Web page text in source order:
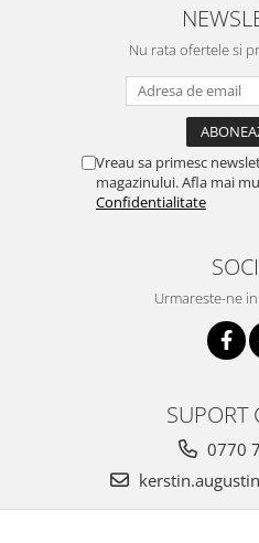
Nu rata ofertele si
Vreau sa primesc
magazinului. Afla mai
Confidentialitate
Urmareste-ne
SUPORT
0770